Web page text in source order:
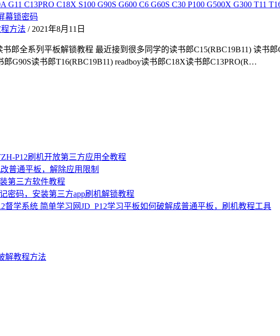
C13PRO C18X S100 G90S G600 C6 G60S C30 P100 G500X G300 T11
幕锁密码
方法 / 2021年8月11日
郎全系列平板解锁教程 最近接到很多同学的读书郎C15(RBC19B11) 读书
G90S读书郎T16(RBC19B11) readboy读书郎C18X读书郎C13PRO(R…
P12刷机开放第三方应用全教程
普通平板，解除应用限制
第三方软件教程
密码，安装第三方app刷机解锁教程
督学系统 简单学习网JD_P12学习平板如何破解成普通平板，刷机教程工具
解教程方法